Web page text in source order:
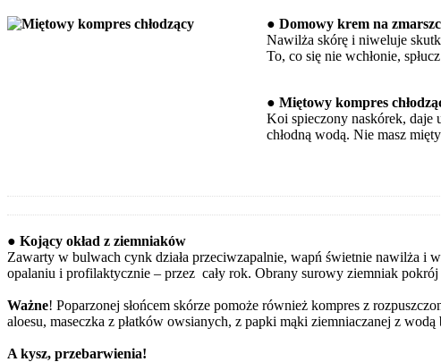
● Domowy krem na
Nawilża skórę i niweluje
To, co się nie wchłonie,
● Miętowy kompres
Koi spieczony naskórek, daje
chłodną wodą. Nie masz
● Kojący okład z ziemniaków
Zawarty w bulwach cynk działa przeciwzapalnie, wapń świetnie nawilża i
opalaniu i profilaktycznie – przez cały rok. Obrany surowy ziemniak
Ważne! Poparzonej słońcem skórze pomoże również kompres z
aloesu, maseczka z płatków owsianych, z papki mąki ziemniaczanej z
A kysz, przebarwienia!